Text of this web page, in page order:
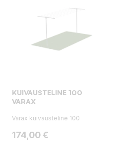
KUIVAUSTELINE 100
VARAX
Varax kuivausteline 100
Hinta
174,00 €